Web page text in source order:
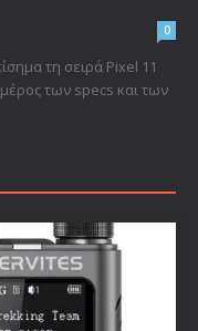
0
τη σειρά Pixel 11
των specs και των